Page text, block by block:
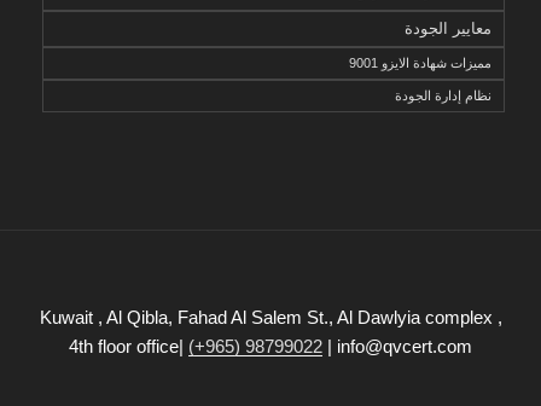
معايير الجودة
مميزات شهادة الايزو 9001
نظام إدارة الجودة
Kuwait , Al Qibla, Fahad Al Salem St., Al Dawlyia complex ,
4th floor office| (+965) 98799022 | info@qvcert.com